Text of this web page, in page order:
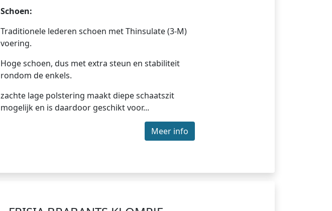
Schoen:
Traditionele lederen schoen met Thinsulate (3-M)
voering.
Hoge schoen, dus met extra steun en stabiliteit
rondom de enkels.
zachte lage polstering maakt diepe schaatszit
mogelijk en is daardoor geschikt voor...
Meer info